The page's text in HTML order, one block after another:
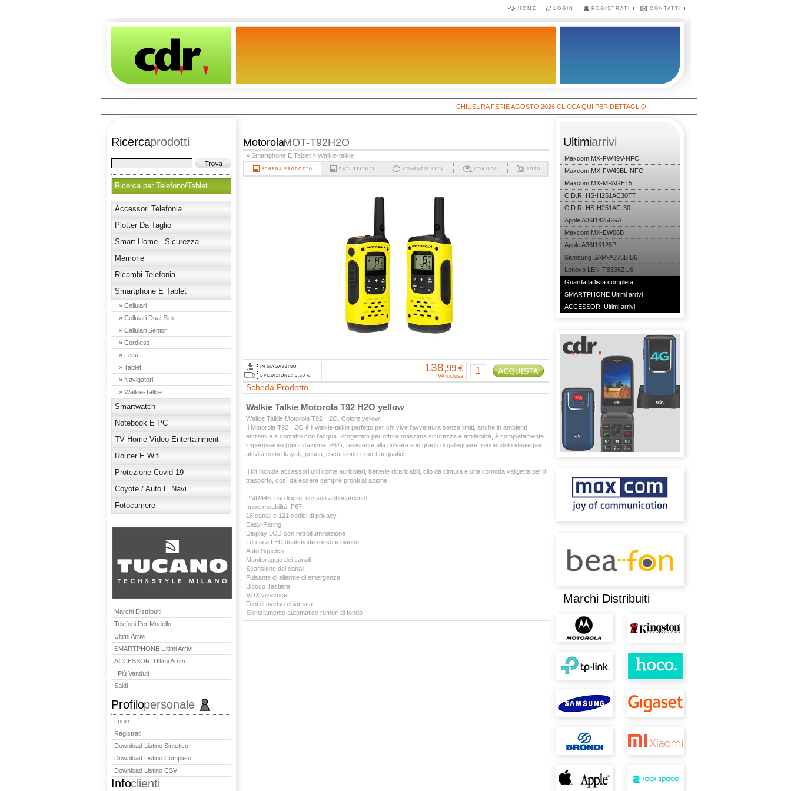
HOME LOGIN REGISTRATI CONTATTI
CHIUSURA FERIE AGOSTO 2026 CLICCA QUI PER DETTAGLIO
Ricercaprodotti
Ricerca per Telefono/Tablet
Accessori Telefonia
Plotter Da Taglio
Smart Home - Sicurezza
Memorie
Ricambi Telefonia
Smartphone E Tablet
» Cellulari
» Cellulari Dual Sim
» Cellulari Senior
» Cordless
» Fissi
» Tablet
» Navigatori
» Walkie-Talkie
Smartwatch
Notebook E PC
TV Home Video Entertainment
Router E Wifi
Protezione Covid 19
Coyote / Auto E Navi
Fotocamere
Marchi Distribuiti
Telefoni Per Modello
Ultimi Arrivi
SMARTPHONE Ultimi Arrivi
ACCESSORI Ultimi Arrivi
I Più Venduti
Saldi
Profilopersonale
Login
Registrati
Download Listino Sintetico
Download Listino Completo
Download Listino CSV
Infoclienti
MotorolaMOT-T92H2O
» Smartphone E Tablet » Walkie-talkie
IN MAGAZZINO
SPEDIZIONE: 5,50 €
138,99 €
IVA inclusa
Scheda Prodotto
Walkie Talkie Motorola T92 H2O yellow
Walkie Talkie Motorola T92 H2O. Colore yellow.
Il Motorola T92 H2O è il walkie-talkie perfetto per chi vive l’avventura senza limiti, anche in ambienti
estremi e a contatto con l’acqua. Progettato per offrire massima sicurezza e affidabilità, è completamente
impermeabile (certificazione IP67), resistente alla polvere e in grado di galleggiare, rendendolo ideale per
attività come kayak, pesca, escursioni e sport acquatici.
Il kit include accessori utili come auricolari, batterie ricaricabili, clip da cintura e una comoda valigetta per il
trasporto, così da essere sempre pronti all’azione.
PMR446: uso libero, nessun abbonamento
Impermeabilità IP67
16 canali e 121 codici di privacy
Easy-Paring
Display LCD con retroilluminazione
Torcia a LED dual-mode rosso e bianco
Auto Squelch
Monitoraggio dei canali
Scansione dei canali
Pulsante di allarme di emergenza
Blocco Tastiera
VOX vivavoce
Toni di avviso chiamata
Silenziamento automatico rumori di fondo
Ultimiarrivi
Maxcom MX-FW49V-NFC
Maxcom MX-FW49BL-NFC
Maxcom MX-MPAGE15
C.D.R. HS-H251AC30TT
C.D.R. HS-H251AC-30
Apple A36I14256GA
Maxcom MX-EW06B
Apple A36I15128P
Samsung SAM-A276BIB6
Lenovo LEN-TB336ZU6
Guarda la lista completa
SMARTPHONE Ultimi arrivi
ACCESSORI Ultimi arrivi
Marchi Distribuiti